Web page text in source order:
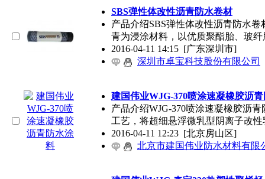
SBS弹性体改性沥青防水卷材
产品介绍SBS弹性体改性沥青防水
青为浸涂材料，以优质聚酯胎、玻纤
2016-04-11 14:15 [广东深圳市]
深圳市卓宝科技股份有限公司
建国伟业WJG-370喷涂速凝橡胶沥
产品介绍WJG-370喷涂速凝橡胶沥
工艺，将超细悬浮微乳型阴离子改性
2016-04-11 12:23 [北京房山区]
北京市建国伟业防水材料有限